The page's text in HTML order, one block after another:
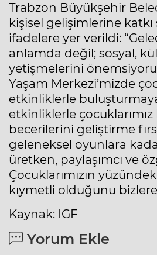
Trabzon Büyükşehir
kişisel gelişimlerine
ifadelere yer verildi:
anlamda değil; sosyal,
yetişmelerini
Yaşam Merkezi’mizde
etkinliklerle
etkinliklerle
becerilerini geliştirme
geleneksel oyunlara
üretken, paylaşımcı ve
Çocuklarımızın
kıymetli olduğunu
Kaynak: IGF
Yorum Ekle